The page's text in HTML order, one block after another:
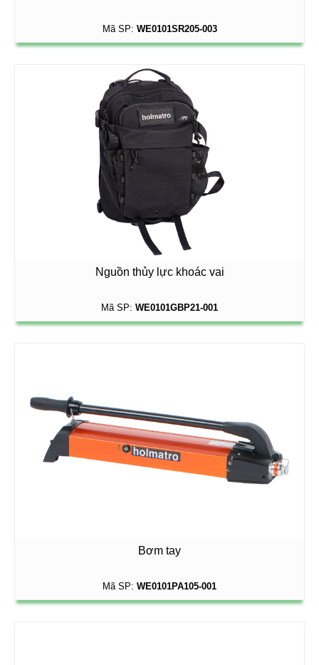
Mã SP: WE0101SR205-003
Nguồn thủy lực khoác vai
Mã SP: WE0101GBP21-001
Bơm tay
Mã SP: WE0101PA105-001